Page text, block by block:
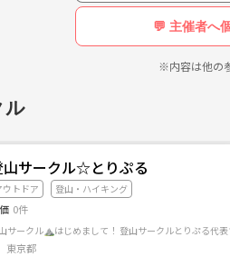
💬 主催者へ
※内容は他の
ル
山サークル☆とりぷる
ウトドア 登山・ハイキング
0件
東京都